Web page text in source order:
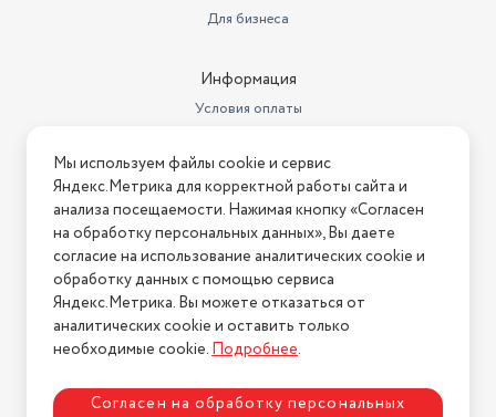
Для бизнеса
Информация
Условия оплаты
Условия возврата
Нашли ошибку на сайте? Напишите нам
2026 © Интернет-магазин "АстМаркет". У нас есть всё!
Политика конфиденциальности
Мы используем файлы cookie и сервис
Яндекс.Метрика для корректной работы сайта и
анализа посещаемости. Нажимая кнопку «Согласен
на обработку персональных данных», Вы даете
согласие на использование аналитических cookie и
обработку данных с помощью сервиса
Яндекс.Метрика. Вы можете отказаться от
аналитических cookie и оставить только
необходимые cookie.Подробнее.
Согласен на обработку персональных